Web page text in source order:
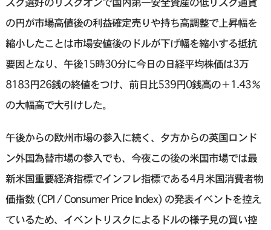
の円が市場高値後の利益確定売りや持ち高調整で上昇幅を
縮小したことは市場安値後のドルが下げ幅を縮小する抵抗
要因となり、午後15時30分に今日の日経平均株価は3万
8183円26銭の終値をつけ、前日比539円0銭高の＋1.43％
の大幅高で大引けした。
午後からの欧州市場の参入に続く、夕方からの英国ロンド
ン外国為替市場の参入でも、今夜この後の米国市場では最
新米国重要経済指標でインフレ指標である4月米国消費者物
価指数 (CPI / Consumer Price Index) の発表イベントを控え
ているため、イベントリスクによるドルの様子見の買い控